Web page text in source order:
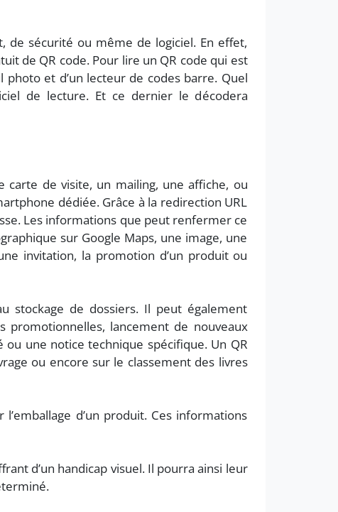
de sécurité ou même de logiciel. En effet,
de QR code. Pour lire un QR code qui est
photo et d’un lecteur de codes barre. Quel
de lecture. Et ce dernier le décodera
carte de visite, un mailing, une affiche, ou
dédiée. Grâce à la redirection URL
Les informations que peut renfermer ce
sur Google Maps, une image, une
invitation, la promotion d’un produit ou
stockage de dossiers. Il peut également
promotionnelles, lancement de nouveaux
une notice technique spécifique. Un QR
ou encore sur le classement des livres
d’un produit. Ces informations
d’un handicap visuel. Il pourra ainsi leur